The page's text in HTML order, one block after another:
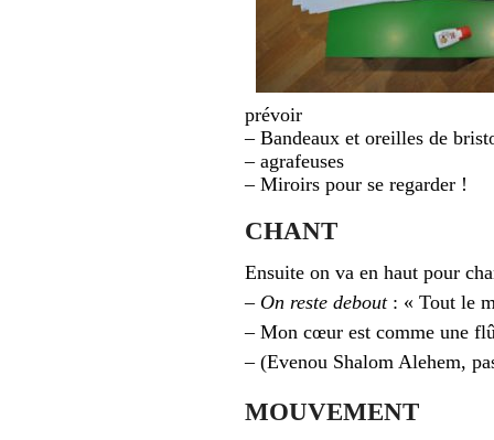
prévoir
– Bandeaux et oreilles de
– agrafeuses
– Miroirs pour se regarder !
CHANT
Ensuite on va en haut pour
– On reste debout : « Tout le
– Mon cœur est comme une
– (Evenou Shalom Alehem,
MOUVEMENT